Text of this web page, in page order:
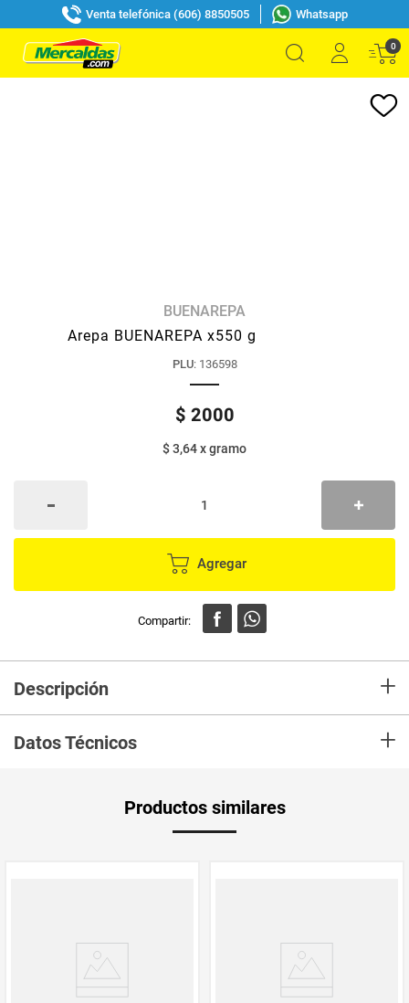
Venta telefónica (606) 8850505 Whatsapp
0
BUENAREPA
Arepa BUENAREPA x550 g
PLU: 136598
$ 2000
$ 3,64xgramo
Agregar
Descripción +
Datos Técnicos +
PUM - Unidad
de Medida
Productos similares